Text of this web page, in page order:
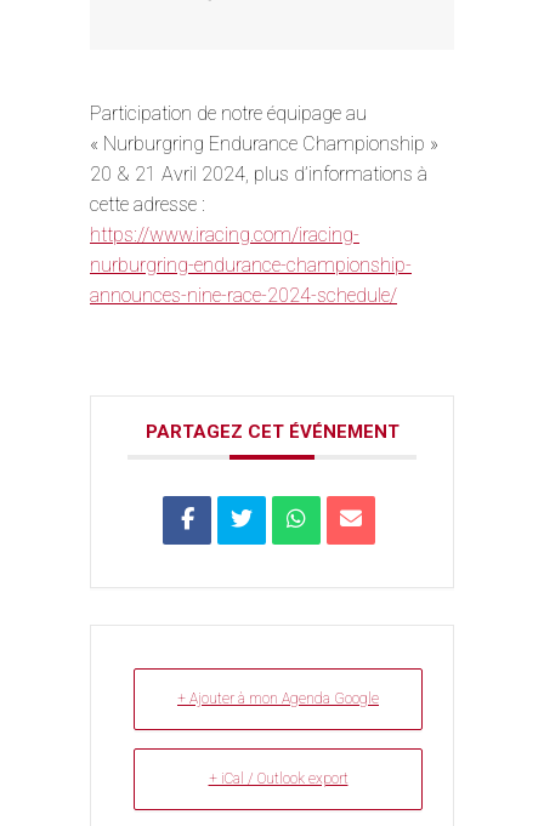
Participation de notre équipage au
« Nurburgring Endurance Championship »
20 & 21 Avril 2024, plus d’informations à
cette adresse :
https://www.iracing.com/iracing-
nurburgring-endurance-championship-
announces-nine-race-2024-schedule/
PARTAGEZ CET ÉVÉNEMENT
+ Ajouter à mon Agenda Google
+ iCal / Outlook export